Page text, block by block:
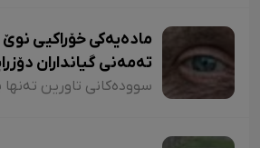
مادەیەکی خۆراکیی نوێ
تەمەنی گیانداران